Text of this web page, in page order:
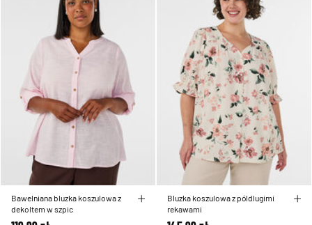
Bawelniana bluzka koszulowa z
dekoltem w szpic
Bluzka koszulowa z póldlugimi
rekawami